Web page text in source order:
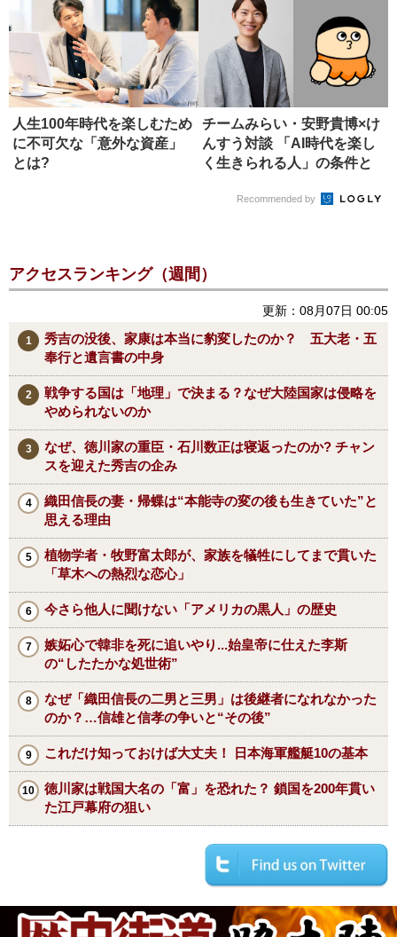
人生100年時代を楽しむため
に不可欠な「意外な資産」
とは?
チームみらい・安野貴博×け
んすう対談 「AI時代を楽し
く生きられる人」の条件と
Recommended by
アクセスランキング（週間）
更新：08月07日 00:05
秀吉の没後、家康は本当に豹変したのか？ 五大老・五
奉行と遺言書の中身
戦争する国は「地理」で決まる？なぜ大陸国家は侵略を
やめられないのか
なぜ、徳川家の重臣・石川数正は寝返ったのか? チャン
スを迎えた秀吉の企み
織田信長の妻・帰蝶は“本能寺の変の後も生きていた”と
思える理由
植物学者・牧野富太郎が、家族を犠牲にしてまで貫いた
「草木への熱烈な恋心」
今さら他人に聞けない「アメリカの黒人」の歴史
嫉妬心で韓非を死に追いやり...始皇帝に仕えた李斯
の“したたかな処世術”
なぜ「織田信長の二男と三男」は後継者になれなかった
のか？…信雄と信孝の争いと“その後”
これだけ知っておけば大丈夫！ 日本海軍艦艇10の基本
徳川家は戦国大名の「富」を恐れた？ 鎖国を200年貫い
た江戸幕府の狙い